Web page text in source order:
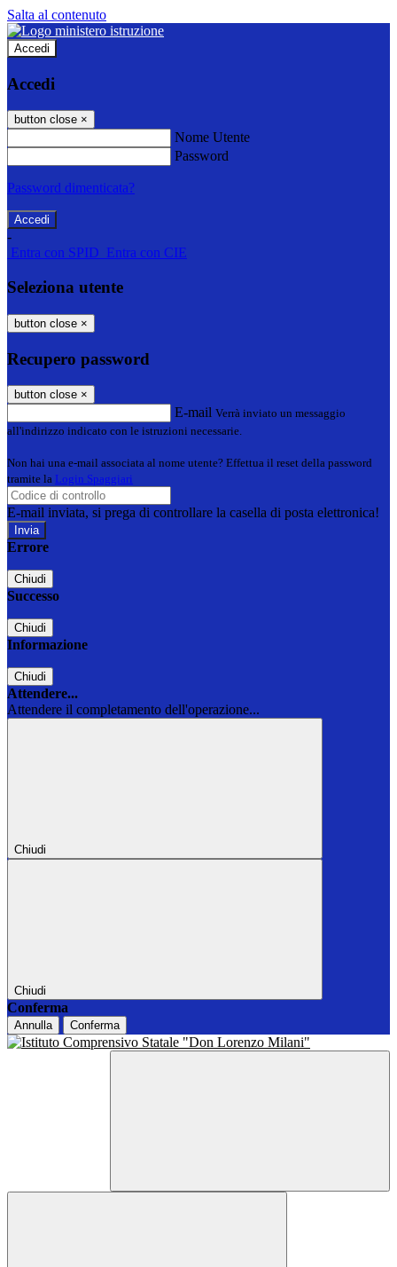
Salta al contenuto
Accedi
Accedi
button close ×
Nome Utente
Password
Password dimenticata?
-
Entra con SPID Entra con CIE
Seleziona utente
button close ×
Recupero password
button close ×
E-mail Verrà inviato un messaggio
all'indirizzo indicato con le istruzioni necessarie.
Non hai una e-mail associata al nome utente? Effettua il reset della password
tramite la Login Spaggiari
E-mail inviata, si prega di controllare la casella di posta elettronica!
Errore
Chiudi
Successo
Chiudi
Informazione
Chiudi
Attendere...
Attendere il completamento dell'operazione...
Chiudi
Chiudi
Conferma
Annulla Conferma